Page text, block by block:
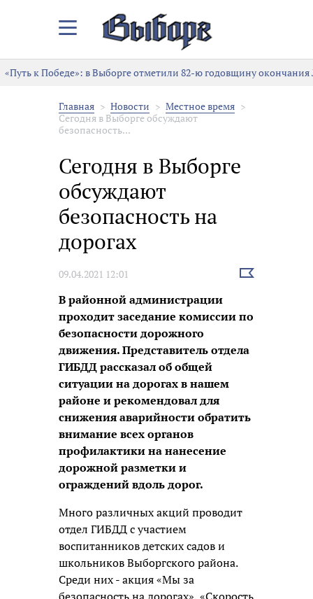
Закрыть/
меню
«Путь к Победе»: в Выборге отметили 82-ю годовщину окончания
Главная Новости
Местное время
Сегодня в Выборге обсуждают
безопасность...
Сегодня в Выборге
обсуждают
безопасность на
дорогах
09.04.2021 12:01
Выбрать
В районной администрации
проходит заседание комиссии по
безопасности дорожного
движения. Представитель отдела
ГИБДД рассказал об общей
ситуации на дорогах в нашем
районе и рекомендовал для
снижения аварийности обратить
внимание всех органов
профилактики на нанесение
дорожной разметки и
ограждений вдоль дорог.
Много различных акций проводит
отдел ГИБДД с участием
воспитанников детских садов и
школьников Выборгского района.
Среди них - акция «Мы за
безопасность на дорогах», «Скорость